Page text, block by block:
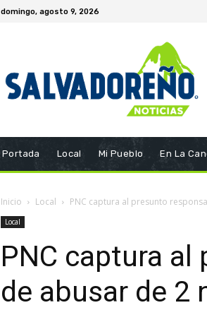
domingo, agosto 9, 2026
Portada Local Mi Pueblo En La
Inicio Local PNC captura al presunto
Local
PNC captura
de abusar de 2